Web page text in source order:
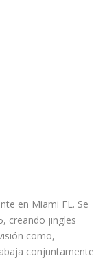
en Miami FL. Se
creando jingles
como,
conjuntamente